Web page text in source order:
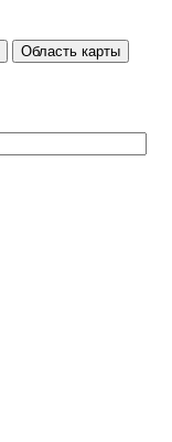
Область карты